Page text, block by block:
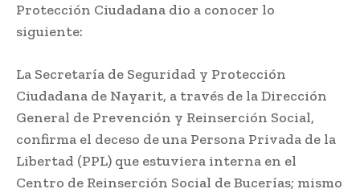
Protección Ciudadana dio a conocer lo
siguiente:
La Secretaría de Seguridad y Protección
Ciudadana de Nayarit, a través de la Dirección
General de Prevención y Reinserción Social,
confirma el deceso de una Persona Privada de la
Libertad (PPL) que estuviera interna en el
Centro de Reinserción Social de Bucerías; mismo